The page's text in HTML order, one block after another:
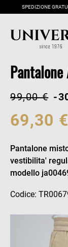
SPEDIZIONE
99,00 € -
69,30 €
Pantalone
vestibilita'
modello
Codice: